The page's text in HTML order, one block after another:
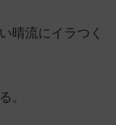
晴流にイラつく
。